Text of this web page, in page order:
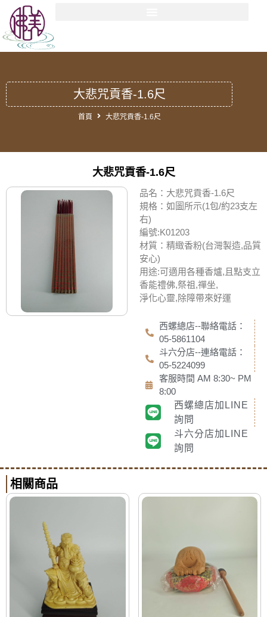
大悲咒貢香-1.6尺
首頁 大悲咒貢香-1.6尺
大悲咒貢香-1.6尺
品名：大悲咒貢香-1.6尺
規格：如圖所示(1包/約23支左
右)
編號:K01203
材質：精緻香粉(台灣製造,品質
安心)
用途:可適用各種香爐,且點支立
香能禮佛,祭祖,禪坐,
淨化心靈,除障帶來好運
西螺總店--聯絡電話：
05-5861104
斗六分店--連絡電話：
05-5224099
客服時間 AM 8:30~ PM
8:00
西螺總店加LINE
詢問
斗六分店加LINE
詢問
相關商品